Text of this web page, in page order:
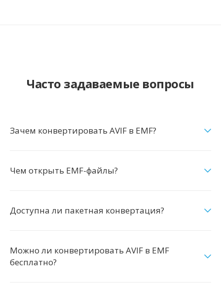
Часто задаваемые вопросы
Зачем конвертировать AVIF в EMF?
Чем открыть EMF-файлы?
Доступна ли пакетная конвертация?
Можно ли конвертировать AVIF в EMF
бесплатно?